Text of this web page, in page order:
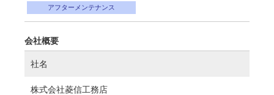
アフターメンテナンス
会社概要
社名
株式会社菱信工務店